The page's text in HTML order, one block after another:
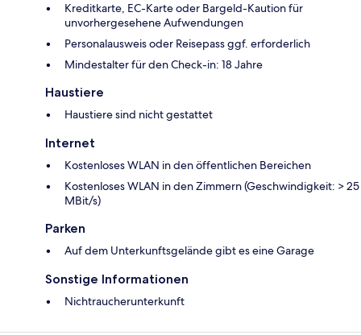
Kreditkarte, EC-Karte oder Bargeld-Kaution für
unvorhergesehene Aufwendungen
Personalausweis oder Reisepass ggf. erforderlich
Mindestalter für den Check-in: 18 Jahre
Haustiere
Haustiere sind nicht gestattet
Internet
Kostenloses WLAN in den öffentlichen Bereichen
Kostenloses WLAN in den Zimmern (Geschwindigkeit: > 25
MBit/s)
Parken
Auf dem Unterkunftsgelände gibt es eine Garage
Sonstige Informationen
Nichtraucherunterkunft